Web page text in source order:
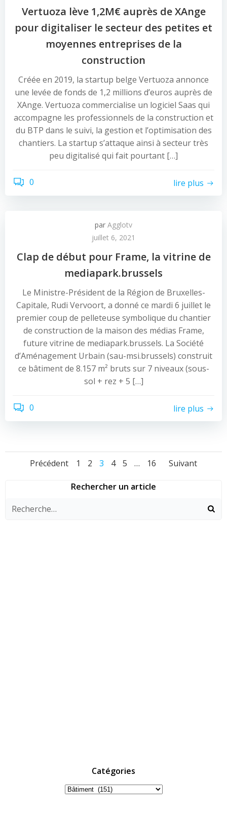
Vertuoza lève 1,2M€ auprès de XAnge
pour digitaliser le secteur des petites et
moyennes entreprises de la
construction
Créée en 2019, la startup belge Vertuoza annonce
une levée de fonds de 1,2 millions d’euros auprès de
XAnge. Vertuoza commercialise un logiciel Saas qui
accompagne les professionnels de la construction et
du BTP dans le suivi, la gestion et l’optimisation des
chantiers. La startup s’attaque ainsi à secteur très
peu digitalisé qui fait pourtant […]
0 lire plus
par Agglotv
juillet 6, 2021
Clap de début pour Frame, la vitrine de
mediapark.brussels
Le Ministre-Président de la Région de Bruxelles-
Capitale, Rudi Vervoort, a donné ce mardi 6 juillet le
premier coup de pelleteuse symbolique du chantier
de construction de la maison des médias Frame,
future vitrine de mediapark.brussels. La Société
d’Aménagement Urbain (sau-msi.brussels) construit
ce bâtiment de 8.157 m² bruts sur 7 niveaux (sous-
sol + rez + 5 […]
0 lire plus
Navigation
articles
Précédent
Navigation
des
Page
1 Page
2 Page
3 Page
4 Page
5 … Page
16 Suivant
Rechercher un article
Catégories
Catégories